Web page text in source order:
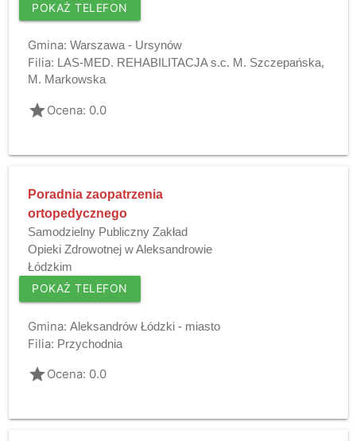
POKAŻ TELEFON
Gmina: Warszawa - Ursynów
Filia: LAS-MED. REHABILITACJA s.c. M. Szczepańska,
M. Markowska
gradeOcena: 0.0
Poradnia zaopatrzenia
ortopedycznego
Samodzielny Publiczny Zakład
Opieki Zdrowotnej w Aleksandrowie
Łódzkim
POKAŻ TELEFON
Gmina: Aleksandrów Łódzki - miasto
Filia: Przychodnia
gradeOcena: 0.0